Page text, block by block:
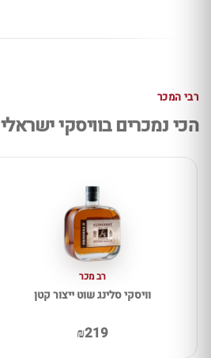
רבי המכר
הכי נמכרים בוויסקי ישראלי
רב מכר
וויסקי סלינג שוט ייצור קטן
₪219